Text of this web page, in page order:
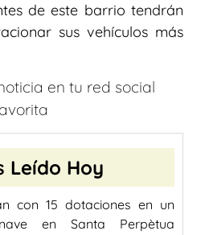
de este barrio tendrán
sus vehículos más
en tu red social
Leído Hoy
con 15 dotaciones en un
en Santa Perpètua